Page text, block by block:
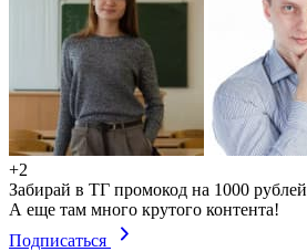
+2
Забирай в ТГ промокод на 1000 рублей
А еще там много крутого контента!
Подписаться